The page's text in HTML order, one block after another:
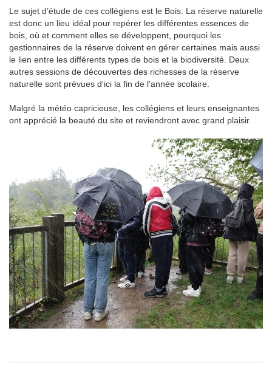
Le sujet d’étude de ces collégiens est le Bois. La réserve naturelle
est donc un lieu idéal pour repérer les différentes essences de
bois, où et comment elles se développent, pourquoi les
gestionnaires de la réserve doivent en gérer certaines mais aussi
le lien entre les différents types de bois et la biodiversité. Deux
autres sessions de découvertes des richesses de la réserve
naturelle sont prévues d'ici la fin de l'année scolaire.
Malgré la météo capricieuse, les collégiens et leurs enseignantes
ont apprécié la beauté du site et reviendront avec grand plaisir.